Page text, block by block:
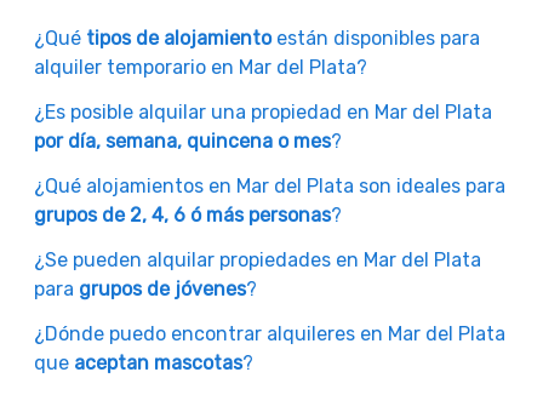
¿Qué tipos de alojamientoestán disponibles para
alquiler temporario en Mar del Plata?
¿Es posible alquilar una propiedad en Mar del Plata
por día, semana, quincena o mes?
¿Qué alojamientos en Mar del Plata son ideales para
grupos de 2, 4, 6 ó más personas?
¿Se pueden alquilar propiedades en Mar del Plata
para grupos de jóvenes?
¿Dónde puedo encontrar alquileres en Mar del Plata
que aceptan mascotas?